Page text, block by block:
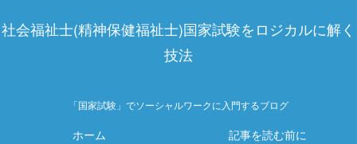
社会福祉士(精神保健福祉士)国家試験をロジカルに解く
技法
「国家試験」でソーシャルワークに入門するブログ
ホーム
記事を読む前に